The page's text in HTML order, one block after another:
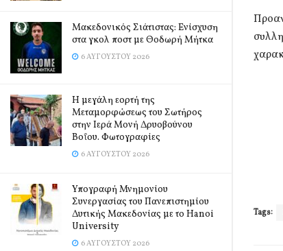
Μακεδονικός Σιάτιστας: Ενίσχυση
στα γκολ ποστ με Θοδωρή Μήτκα
6 ΑΥΓΟΎΣΤΟΥ 2026
Η μεγάλη εορτή της
Μεταμορφώσεως του Σωτήρος
στην Ιερά Μονή Δρυοβούνου
Βοΐου. Φωτογραφίες
6 ΑΥΓΟΎΣΤΟΥ 2026
Υπογραφή Μνημονίου
Συνεργασίας του Πανεπιστημίου
Δυτικής Μακεδονίας με το Hanoi
University
6 ΑΥΓΟΎΣΤΟΥ 2026
Tags: